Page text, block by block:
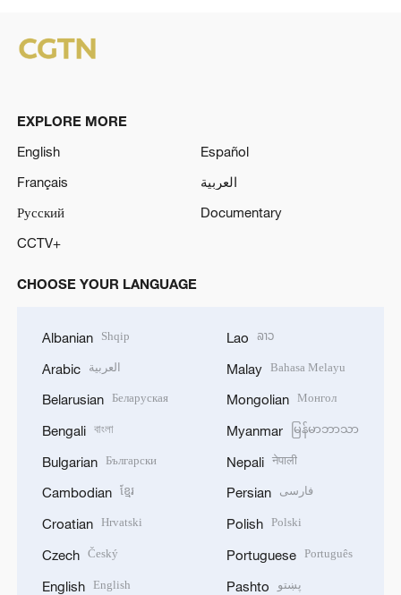
EXPLORE MORE
English
Español
Français
العربية
Русский
Documentary
CCTV+
CHOOSE YOUR LANGUAGE
Albanian Shqip
Arabic العربية
Belarusian Беларуская
Bengali বাংলা
Bulgarian Български
Cambodian ខ្មែរ
Croatian Hrvatski
Czech Český
English English
Lao ລາວ
Malay Bahasa Melayu
Mongolian Монгол
Myanmar မြန်မာဘာသာ
Nepali नेपाली
Persian فارسی
Polish Polski
Portuguese Português
Pashto پښتو